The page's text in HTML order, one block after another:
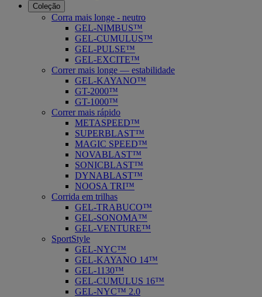
Coleção
Corra mais longe - neutro
GEL-NIMBUS™
GEL-CUMULUS™
GEL-PULSE™
GEL-EXCITE™
Correr mais longe — estabilidade
GEL-KAYANO™
GT-2000™
GT-1000™
Correr mais rápido
METASPEED™
SUPERBLAST™
MAGIC SPEED™
NOVABLAST™
SONICBLAST™
DYNABLAST™
NOOSA TRI™
Corrida em trilhas
GEL-TRABUCO™
GEL-SONOMA™
GEL-VENTURE™
SportStyle
GEL-NYC™
GEL-KAYANO 14™
GEL-1130™
GEL-CUMULUS 16™
GEL-NYC™ 2.0